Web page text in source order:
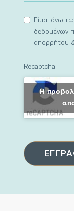
Είμαι άνω
δεδομένων
απορρήτου
Recaptcha
Η